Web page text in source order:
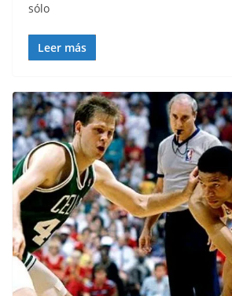
sólo
Leer más